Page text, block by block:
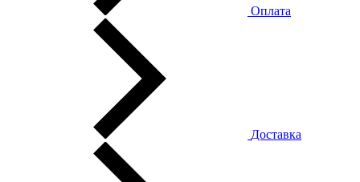
Оплата
Доставка